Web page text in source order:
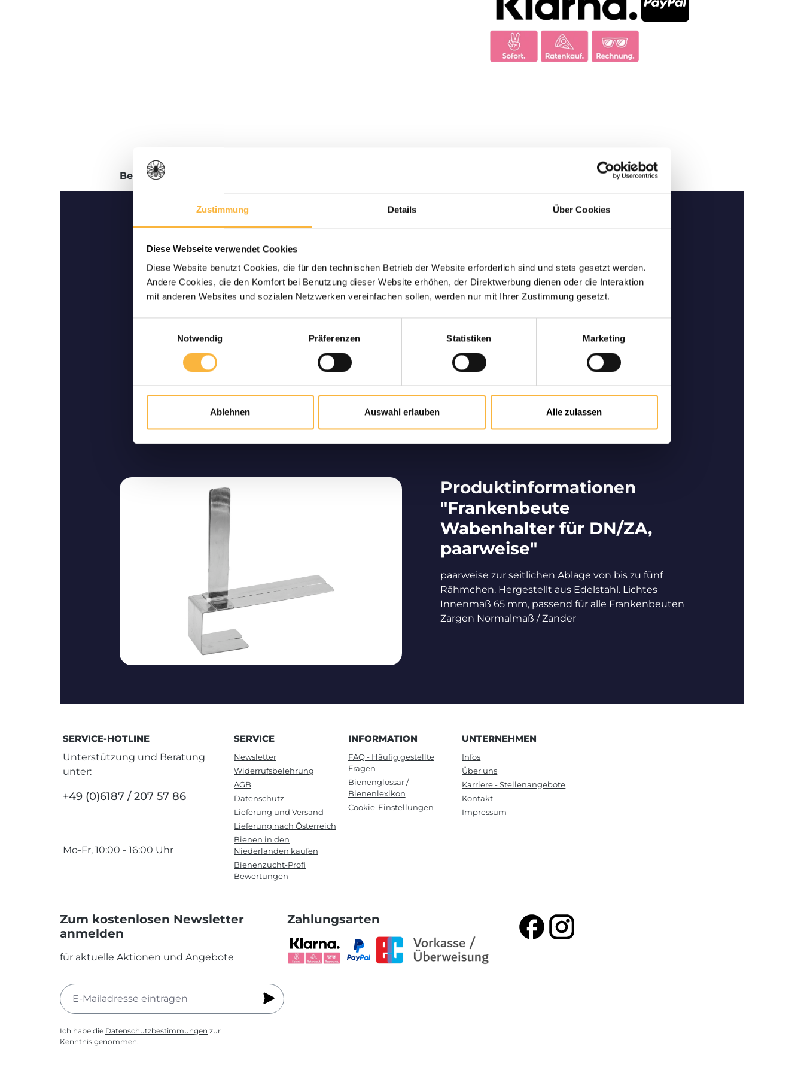
Zustimmung Details Über Cookies
Diese Webseite verwendet Cookies
Diese Website benutzt Cookies, die für den technischen Betrieb der Website erforderlich sind und stets gesetzt werden.
Andere Cookies, die den Komfort bei Benutzung dieser Website erhöhen, der Direktwerbung dienen oder die Interaktion
mit anderen Websites und sozialen Netzwerken vereinfachen sollen, werden nur mit Ihrer Zustimmung gesetzt.
Notwendig
Präferenzen Statistiken Marketing
Ablehnen Auswahl erlauben Alle zulassen
Beschreibung
Lebende Lieferung garantiert
Wir garantieren Ihnen eine lebende und sichere
Nur hochwertige Bienen
Langjähriger Partner und Spezialist im
deutschsprachigen Raum für den Kauf bzw. Verkauf
von hochwertigen Bienen.
Bienenzucht vom Profi
Wir tragen maßgeblich dazu bei, dass Bienen im
deutschsprachigen Raum vermehrt werden.
Produktinformationen
"Frankenbeute
Wabenhalter für DN/ZA,
paarweise"
paarweise zur seitlichen Ablage von bis zu fünf
Rähmchen. Hergestellt aus Edelstahl. Lichtes
Innenmaß 65 mm, passend für alle Frankenbeuten
Zargen Normalmaß / Zander
SERVICE-HOTLINE
Unterstützung und Beratung
unter:
+49 (0)6187 / 207 57 86
Mo-Fr, 10:00 - 16:00 Uhr
SERVICE
Newsletter
Widerrufsbelehrung
AGB
Datenschutz
Lieferung und Versand
Lieferung nach Österreich
Bienen in den
Niederlanden kaufen
Bienenzucht-Profi
Bewertungen
INFORMATION
FAQ - Häufig gestellte
Fragen
Bienenglossar /
Bienenlexikon
Cookie-Einstellungen
UNTERNEHMEN
Infos
Über uns
Karriere - Stellenangebote
Kontakt
Impressum
Zum kostenlosen Newsletter
anmelden
für aktuelle Aktionen und Angebote
Ich habe die Datenschutzbestimmungen zur
Kenntnis genommen.
Zahlungsarten